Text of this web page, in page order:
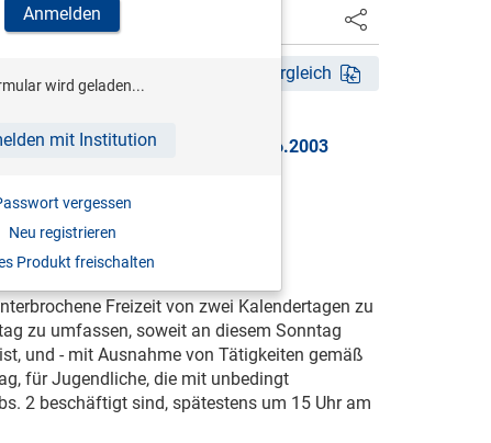
Anmelden
wird geladen...
mit Institution
vergessen
Neu registrieren
Produkt freischalten
Fassungsvergleich
gültig von 01.10.1997 bis 30.06.2003
Freizeit von zwei Kalendertagen zu
zu umfassen, soweit an diesem Sonntag
und - mit Ausnahme von Tätigkeiten gemäß
für Jugendliche, die mit unbedingt
2 beschäftigt sind, spätestens um 15 Uhr am